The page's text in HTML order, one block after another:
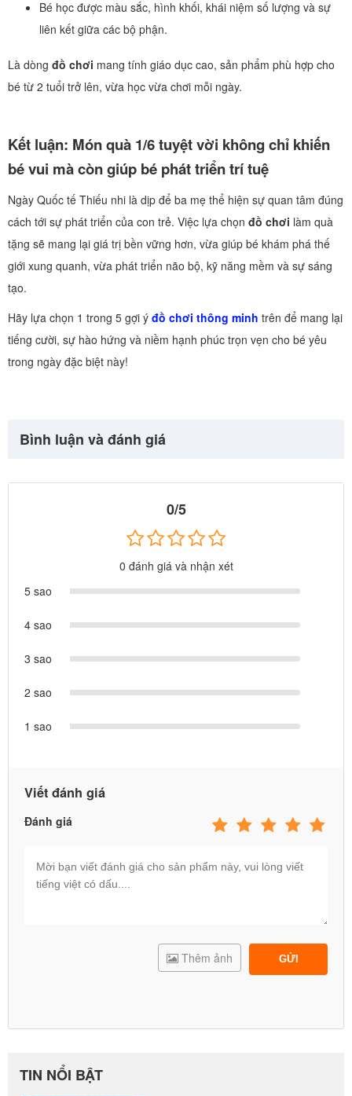
Bé học được màu sắc, hình khối, khái niệm số lượng và sự
liên kết giữa các bộ phận.
Là dòng đồ chơi mang tính giáo dục cao, sản phẩm phù hợp cho
bé từ 2 tuổi trở lên, vừa học vừa chơi mỗi ngày.
Kết luận: Món quà 1/6 tuyệt vời không chỉ khiến
bé vui mà còn giúp bé phát triển trí tuệ
Ngày Quốc tế Thiếu nhi là dịp để ba mẹ thể hiện sự quan tâm đúng
cách tới sự phát triển của con trẻ. Việc lựa chọn đồ chơi làm quà
tặng sẽ mang lại giá trị bền vững hơn, vừa giúp bé khám phá thế
giới xung quanh, vừa phát triển não bộ, kỹ năng mềm và sự sáng
tạo.
Hãy lựa chọn 1 trong 5 gợi ý đồ chơi thông minh trên để mang lại
tiếng cười, sự hào hứng và niềm hạnh phúc trọn vẹn cho bé yêu
trong ngày đặc biệt này!
Bình luận và đánh giá
0/5
0 đánh giá và nhận xét
5 sao
4 sao
3 sao
2 sao
1 sao
Viết đánh giá
Đánh giá
GỬI
Thêm ảnh
TIN NỔI BẬT